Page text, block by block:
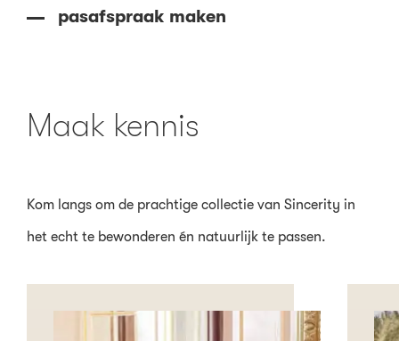
pasafspraak maken
Maak kennis
Kom langs om de prachtige collectie van Sincerity in
het echt te bewonderen én natuurlijk te passen.